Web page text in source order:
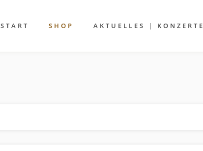
START SHOP AKTUELLES | KONZERTE